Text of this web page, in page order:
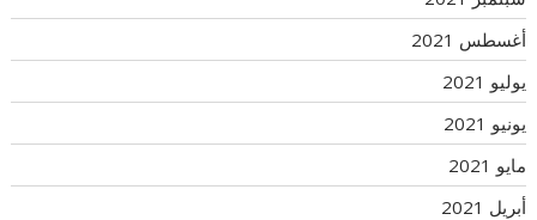
أغسطس 2021
يوليو 2021
يونيو 2021
مايو 2021
أبريل 2021